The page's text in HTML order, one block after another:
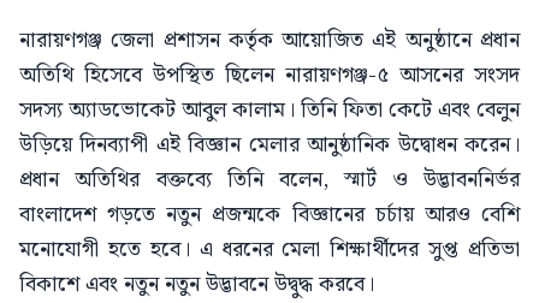
নারায়ণগঞ্জ জেলা প্রশাসন কর্তৃক আয়োজিত এই অনুষ্ঠানে প্রধান
অতিথি হিসেবে উপস্থিত ছিলেন নারায়ণগঞ্জ-৫ আসনের সংসদ
সদস্য অ্যাডভোকেট আবুল কালাম। তিনি ফিতা কেটে এবং বেলুন
উড়িয়ে দিনব্যাপী এই বিজ্ঞান মেলার আনুষ্ঠানিক উদ্বোধন করেন।
প্রধান অতিথির বক্তব্যে তিনি বলেন, স্মার্ট ও উদ্ভাবননির্ভর
বাংলাদেশ গড়তে নতুন প্রজন্মকে বিজ্ঞানের চর্চায় আরও বেশি
মনোযোগী হতে হবে। এ ধরনের মেলা শিক্ষার্থীদের সুপ্ত প্রতিভা
বিকাশে এবং নতুন নতুন উদ্ভাবনে উদ্বুদ্ধ করবে।